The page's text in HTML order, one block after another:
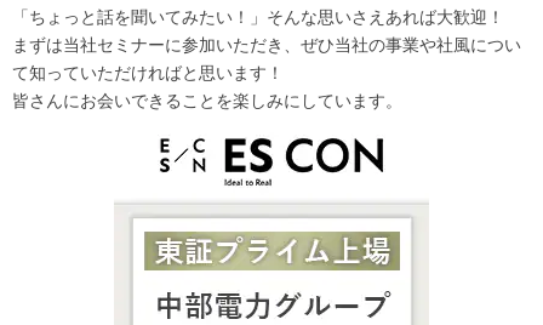
「ちょっと話を聞いてみたい！」そんな思いさえあれば大歓迎！
まずは当社セミナーに参加いただき、ぜひ当社の事業や社風につい
て知っていただければと思います！
皆さんにお会いできることを楽しみにしています。